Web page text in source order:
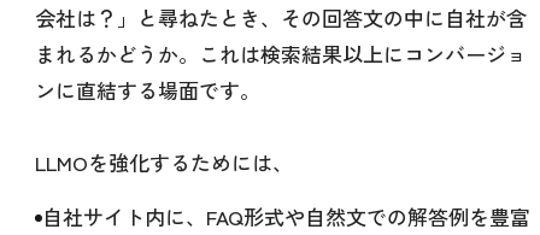
会社は？」と尋ねたとき、その回答文の中に自社が含
まれるかどうか。これは検索結果以上にコンバージョ
ンに直結する場面です。
LLMOを強化するためには、
自社サイト内に、FAQ形式や自然文での解答例を豊富